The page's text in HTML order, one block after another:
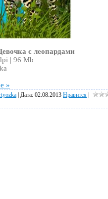
с леопардами
| 96 Mb
»
| Дата: 02.08.2013 Нравится |